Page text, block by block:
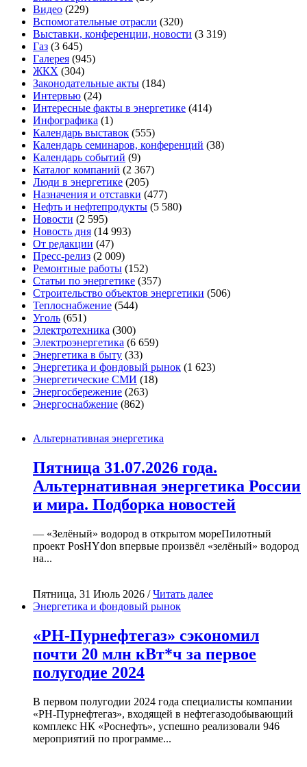
Видео (229)
Вспомогательные отрасли (320)
Выставки, конференции, новости (3 319)
Газ (3 645)
Галерея (945)
ЖКХ (304)
Законодательные акты (184)
Интервью (24)
Интересные факты в энергетике (414)
Инфографика (1)
Календарь выставок (555)
Календарь семинаров, конференций (38)
Календарь событий (9)
Каталог компаний (2 367)
Люди в энергетике (205)
Назначения и отставки (477)
Нефть и нефтепродукты (5 580)
Новости (2 595)
Новость дня (14 993)
От редакции (47)
Пресс-релиз (2 009)
Ремонтные работы (152)
Статьи по энергетике (357)
Строительство объектов энергетики (506)
Теплоснабжение (544)
Уголь (651)
Электротехника (300)
Электроэнергетика (6 659)
Энергетика в быту (33)
Энергетика и фондовый рынок (1 623)
Энергетические СМИ (18)
Энергосбережение (263)
Энергоснабжение (862)
Альтернативная энергетика
Пятница 31.07.2026 года.
Альтернативная энергетика России
и мира. Подборка новостей
— «Зелёный» водород в открытом мореПилотный
проект PosHYdon впервые произвёл «зелёный» водород
на...
Пятница, 31 Июль 2026 /Читать далее
Энергетика и фондовый рынок
«РН-Пурнефтегаз» сэкономил
почти 20 млн кВт*ч за первое
полугодие 2024
В первом полугодии 2024 года специалисты компании
«РН-Пурнефтегаз», входящей в нефтегазодобывающий
комплекс НК «Роснефть», успешно реализовали 946
мероприятий по программе...